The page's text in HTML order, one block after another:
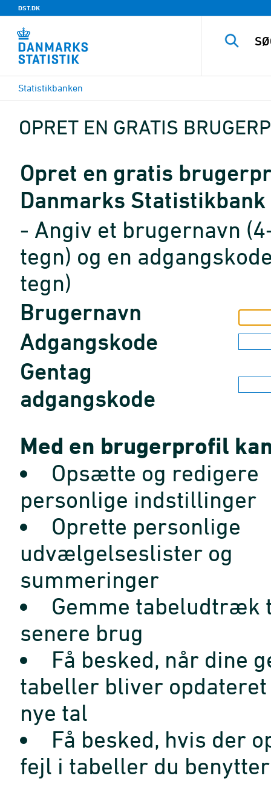
DST.DK
Statistikbanken
OPRET EN GRATIS
Opret en gratis
Danmarks Statistikbank
- Angiv et brugernavn
tegn) og en
tegn)
Brugernavn
Adgangskode
Gentag
adgangskode
Med en brugerprofil
Opsætte og redigere
personlige indstillinger
Oprette personlige
udvælgelseslister og
summeringer
Gemme tabeludtræk
senere brug
Få besked, når dine
tabeller bliver opdateret
nye tal
Få besked, hvis der
fejl i tabeller du benytter